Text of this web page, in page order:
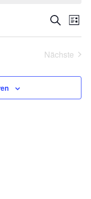
und
Suche
Liste
Nächste